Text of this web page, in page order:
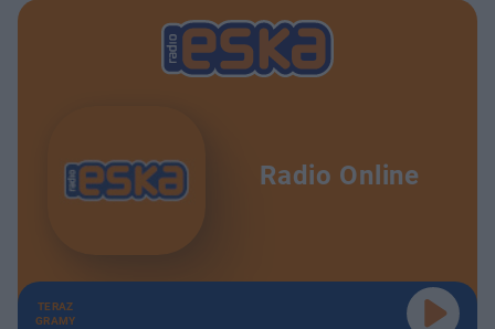
Radio Online
TERAZ
GRAMY